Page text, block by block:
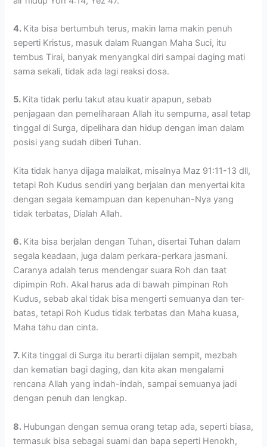
4. Kita bisa bertumbuh terus, makin lama makin penuh
seperti Kristus, masuk dalam Ruangan Maha Suci, itu
tembus Tirai, banyak menyangkal diri sampai daging mati
sama sekali, tidak ada lagi reaksi dosa.
5. Kita tidak perlu takut atau kuatir apapun, sebab
penjagaan dan pemeliharaan Allah itu sempurna, asal tetap
tinggal di Surga, dipelihara dan hidup dengan iman dalam
posisi yang sudah diberi Tuhan.
Kita tidak hanya dijaga malaikat, misalnya Maz 91:11-13 dll,
tetapi Roh Kudus sendiri yang berjalan dan menyertai kita
dengan segala kemampuan dan kepenuhan-Nya yang
tidak terbatas, Dialah Allah.
6. Kita bisa berjalan dengan Tuhan, disertai Tuhan dalam
segala keadaan, juga dalam perkara-perkara jasmani.
Caranya adalah terus mendengar suara Roh dan taat
dipimpin Roh. Akal harus ada di bawah pimpinan Roh
Kudus, sebab akal tidak bisa mengerti semuanya dan ter-
batas, tetapi Roh Kudus tidak terbatas dan Maha kuasa,
Maha tahu dan cinta.
7. Kita tinggal di Surga itu berarti dijalan sempit, mezbah
dan kematian bagi daging, dan kita akan mengalami
rencana Allah yang indah-indah, sampai semuanya jadi
dengan penuh dan lengkap.
8. Hubungan dengan semua orang tetap ada, seperti biasa,
termasuk bisa sebagai suami dan bapa seperti Henokh,